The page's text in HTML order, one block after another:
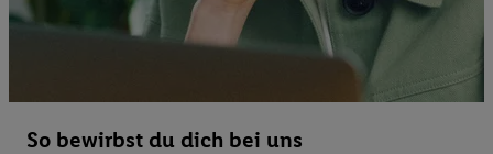
So bewirbst du dich bei uns